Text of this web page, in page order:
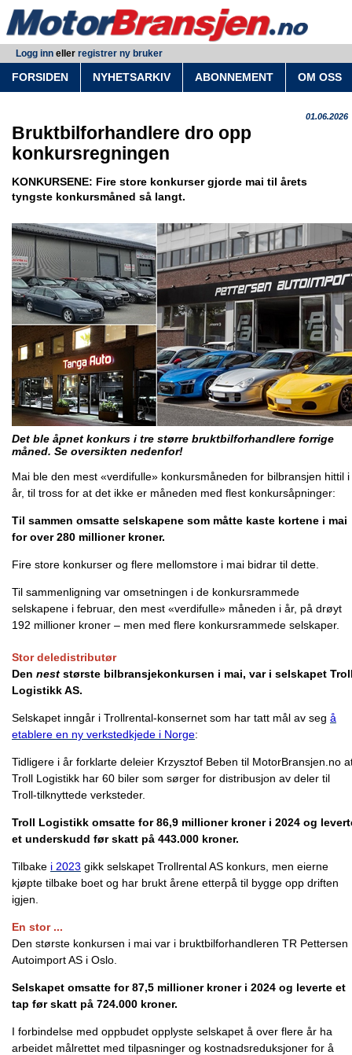
Logg inn eller registrer ny bruker
FORSIDEN NYHETSARKIV ABONNEMENT OM OSS
01.06.2026
Bruktbilforhandlere dro opp
konkursregningen
KONKURSENE: Fire store konkurser gjorde mai til årets
tyngste konkursmåned så langt.
Det ble åpnet konkurs i tre større bruktbilforhandlere forrige
måned. Se oversikten nedenfor!
Mai ble den mest «verdifulle» konkursmåneden for bilbransjen hittil i
år, til tross for at det ikke er måneden med flest konkursåpninger:
Til sammen omsatte selskapene som måtte kaste kortene i mai
for over 280 millioner kroner.
Fire store konkurser og flere mellomstore i mai bidrar til dette.
Til sammenligning var omsetningen i de konkursrammede
selskapene i februar, den mest «verdifulle» måneden i år, på drøyt
192 millioner kroner – men med flere konkursrammede selskaper.
Stor deledistributør
Den nest største bilbransjekonkursen i mai, var i selskapet
Logistikk AS.
Selskapet inngår i Trollrental-konsernet som har tatt mål av seg å
etablere en ny verkstedkjede i Norge:
Tidligere i år forklarte deleier Krzysztof Beben til MotorBransjen.no
Troll Logistikk har 60 biler som sørger for distribusjon av deler til
Troll-tilknyttede verksteder.
Troll Logistikk omsatte for 86,9 millioner kroner i 2024 og
et underskudd før skatt på 443.000 kroner.
Tilbake i 2023 gikk selskapet Trollrental AS konkurs, men eierne
kjøpte tilbake boet og har brukt årene etterpå til bygge opp driften
igjen.
En stor ...
Den største konkursen i mai var i bruktbilforhandleren TR Pettersen
Autoimport AS i Oslo.
Selskapet omsatte for 87,5 millioner kroner i 2024 og leverte et
tap før skatt på 724.000 kroner.
I forbindelse med oppbudet opplyste selskapet å over flere år ha
arbeidet målrettet med tilpasninger og kostnadsreduksjoner for å